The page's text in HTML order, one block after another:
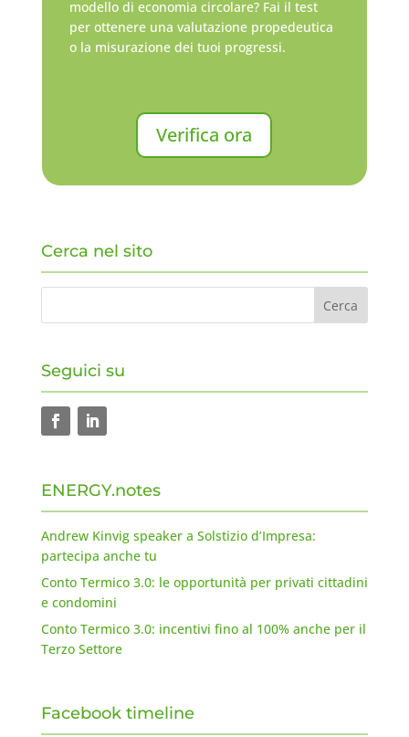
modello di economia circolare? Fai il test
per ottenere una valutazione propedeutica
o la misurazione dei tuoi progressi.
Verifica ora
Cerca nel sito
Seguici su
ENERGY.notes
Andrew Kinvig speaker a Solstizio d’Impresa:
partecipa anche tu
Conto Termico 3.0: le opportunità per privati cittadini
e condomini
Conto Termico 3.0: incentivi fino al 100% anche per il
Terzo Settore
Facebook timeline